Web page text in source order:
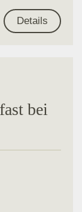
Details
bei